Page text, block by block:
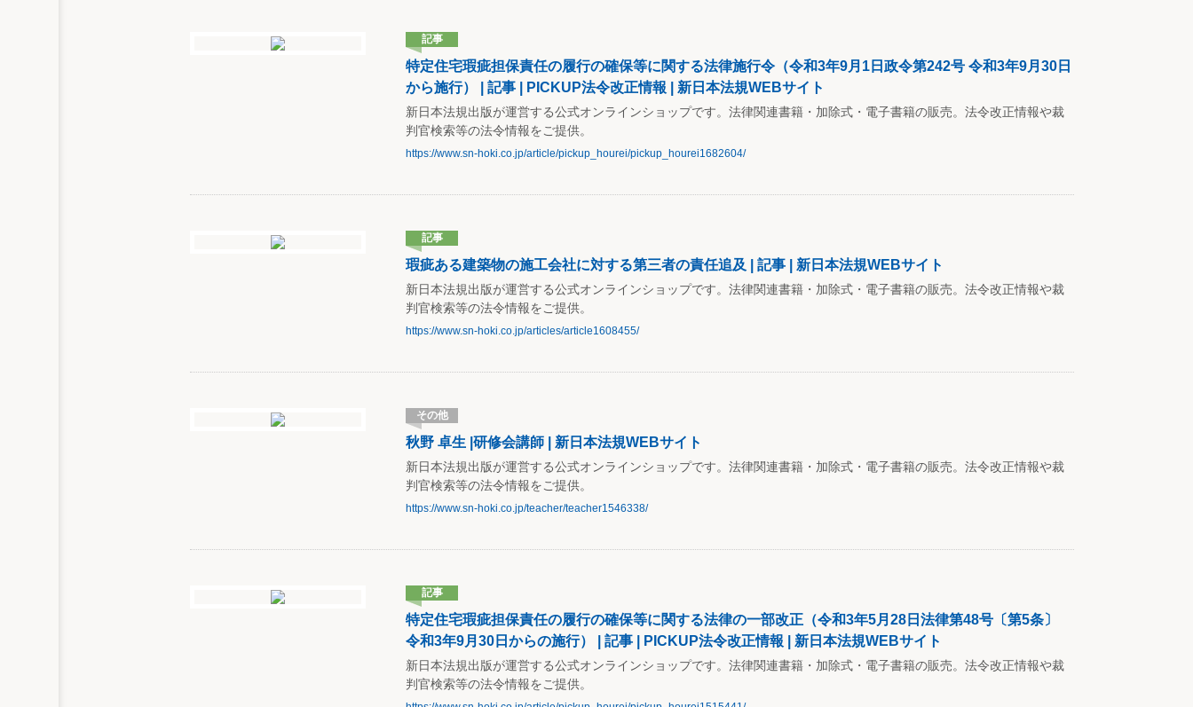
記事
特定住宅瑕疵担保責任の履行の確保等に関する法律施行令（令和3年9月1日政令第242号 令和3年9月30日
から施行） | 記事 | PICKUP法令改正情報 | 新日本法規WEBサイト
新日本法規出版が運営する公式オンラインショップです。法律関連書籍・加除式・電子書籍の販売。法令改正情報や裁
判官検索等の法令情報をご提供。
https://www.sn-hoki.co.jp/article/pickup_hourei/pickup_hourei1682604/
記事
瑕疵ある建築物の施工会社に対する第三者の責任追及 | 記事 | 新日本法規WEBサイト
新日本法規出版が運営する公式オンラインショップです。法律関連書籍・加除式・電子書籍の販売。法令改正情報や裁
判官検索等の法令情報をご提供。
https://www.sn-hoki.co.jp/articles/article1608455/
その他
秋野 卓生 |研修会講師 | 新日本法規WEBサイト
新日本法規出版が運営する公式オンラインショップです。法律関連書籍・加除式・電子書籍の販売。法令改正情報や裁
判官検索等の法令情報をご提供。
https://www.sn-hoki.co.jp/teacher/teacher1546338/
記事
特定住宅瑕疵担保責任の履行の確保等に関する法律の一部改正（令和3年5月28日法律第48号〔第5条〕
令和3年9月30日からの施行） | 記事 | PICKUP法令改正情報 | 新日本法規WEBサイト
新日本法規出版が運営する公式オンラインショップです。法律関連書籍・加除式・電子書籍の販売。法令改正情報や裁
判官検索等の法令情報をご提供。